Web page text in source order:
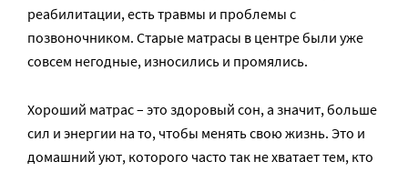
реабилитации, есть травмы и проблемы с
позвоночником. Старые матрасы в центре были уже
совсем негодные, износились и промялись.
Хороший матрас – это здоровый сон, а значит, больше
сил и энергии на то, чтобы менять свою жизнь. Это и
домашний уют, которого часто так не хватает тем, кто